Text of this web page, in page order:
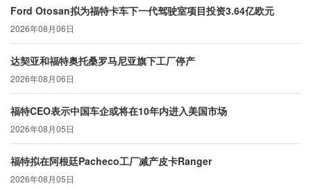
Ford Otosan拟为福特卡车下一代驾驶室项目投资3.64亿欧元
2026年08月06日
达契亚和福特奥托桑罗马尼亚旗下工厂停产
2026年08月06日
福特CEO表示中国车企或将在10年内进入美国市场
2026年08月05日
福特拟在阿根廷Pacheco工厂减产皮卡Ranger
2026年08月05日